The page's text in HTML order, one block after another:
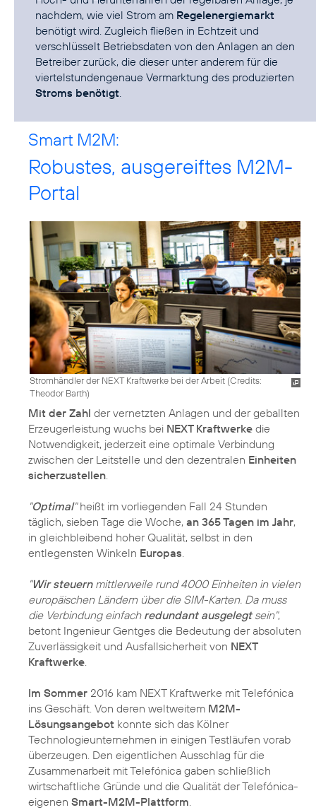
nachdem, wie viel Strom am Regelenergiemarkt
benötigt wird. Zugleich fließen in Echtzeit und
verschlüsselt Betriebsdaten von den Anlagen an den
Betreiber zurück, die dieser unter anderem für die
viertelstundengenaue Vermarktung des produzierten
Stroms benötigt
Smart M2M:
Robustes, ausgereiftes M2M-
Portal
Stromhändler der NEXT Kraftwerke bei der Arbeit (Credits:
Theodor Barth)
Mit der Zahl der vernetzten Anlagen und der geballten
Erzeugerleistung wuchs bei NEXT Kraftwerke die
Notwendigkeit, jederzeit eine optimale Verbindung
zwischen der Leitstelle und den dezentralen Einheiten
sicherzustellen.
"Optimal"heißt im vorliegenden Fall 24 Stunden
täglich, sieben Tage die Woche, an 365 Tagen im Jahr,
in gleichbleibend hoher Qualität, selbst in den
entlegensten Winkeln Europas.
"Wir steuernmittlerweile rund 4000 Einheiten in vielen
europäischen Ländern über die SIM-Karten. Da muss
die Verbindung einfach redundant ausgelegtsein",
betont Ingenieur Gentges die Bedeutung der absoluten
Zuverlässigkeit und Ausfallsicherheit von NEXT
Kraftwerke.
Im Sommer 2016 kam NEXT Kraftwerke mit Telefónica
ins Geschäft. Von deren weltweitem M2M-
Lösungsangebot konnte sich das Kölner
Technologieunternehmen in einigen Testläufen vorab
überzeugen. Den eigentlichen Ausschlag für die
Zusammenarbeit mit Telefónica gaben schließlich
wirtschaftliche Gründe und die Qualität der Telefónica-
eigenen Smart-M2M-Plattform.